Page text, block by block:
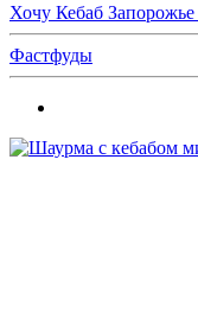
Хочу Кебаб
Фастфуды